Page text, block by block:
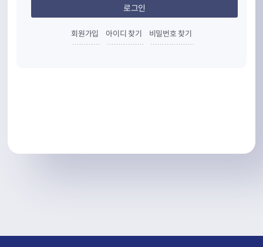
회원가입 아이디 찾기 비밀번호 찾기